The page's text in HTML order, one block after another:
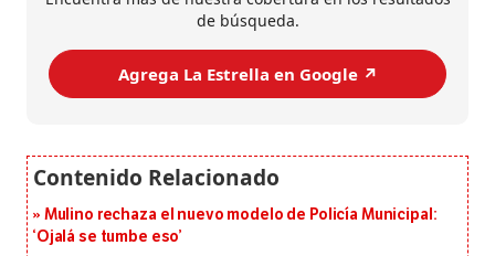
de búsqueda.
Agrega La Estrella en Google ↗️
Mulino rechaza el nuevo modelo de Policía Municipal:
‘Ojalá se tumbe eso’